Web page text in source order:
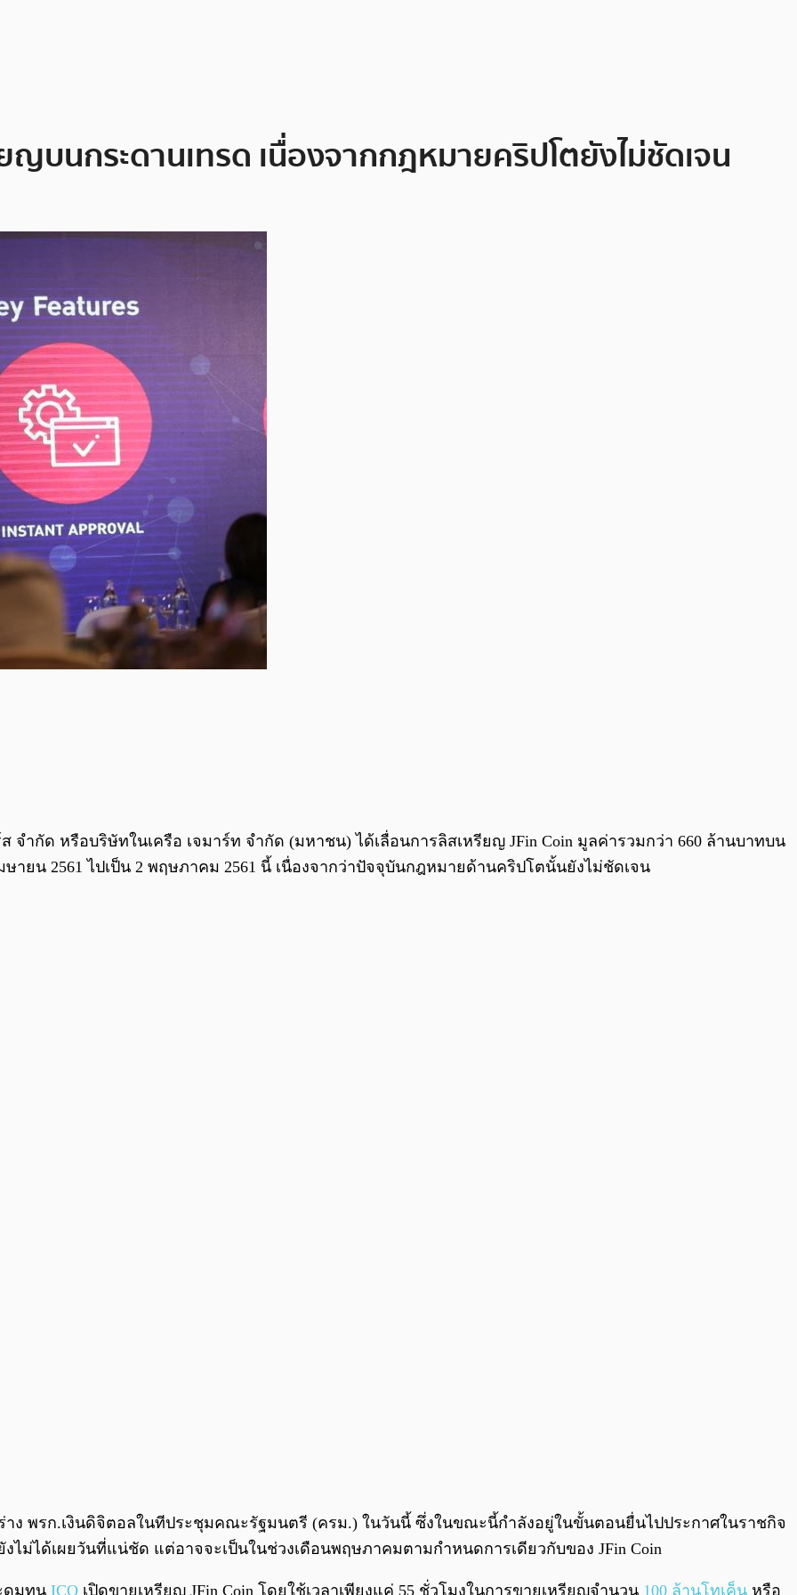
ญบนกระดานเทรด เนื่องจากกฎหมายคริปโตยังไม่ชัดเจน
0:00/ 0:00
ส จำกัด หรือบริษัทในเครือ เจมาร์ท จำกัด (มหาชน) ได้เลื่อนการลิสเหรียญ JFin Coin มูลค่ารวมกว่า 660 ล้านบาทบน
ษายน 2561 ไปเป็น 2 พฤษภาคม 2561 นี้ เนื่องจากว่าปัจจุบันกฎหมายด้านคริปโตนั้นยังไม่ชัดเจน
าง พรก.เงินดิจิตอลในทีประชุมคณะรัฐมนตรี (ครม.) ในวันนี้ ซึ่งในขณะนี้กำลังอยู่ในขั้นตอนยื่นไปประกาศในราชกิจ
ไม่ได้เผยวันที่แน่ชัด แต่อาจจะเป็นในช่วงเดือนพฤษภาคมตามกำหนดการเดียวกับของ JFin Coin
ดมทุน ICO เปิดขายเหรียญ JFin Coin โดยใช้เวลาเพียงแค่ 55 ชั่วโมงในการขายเหรียญจำนวน 100 ล้านโทเค็น หรือ